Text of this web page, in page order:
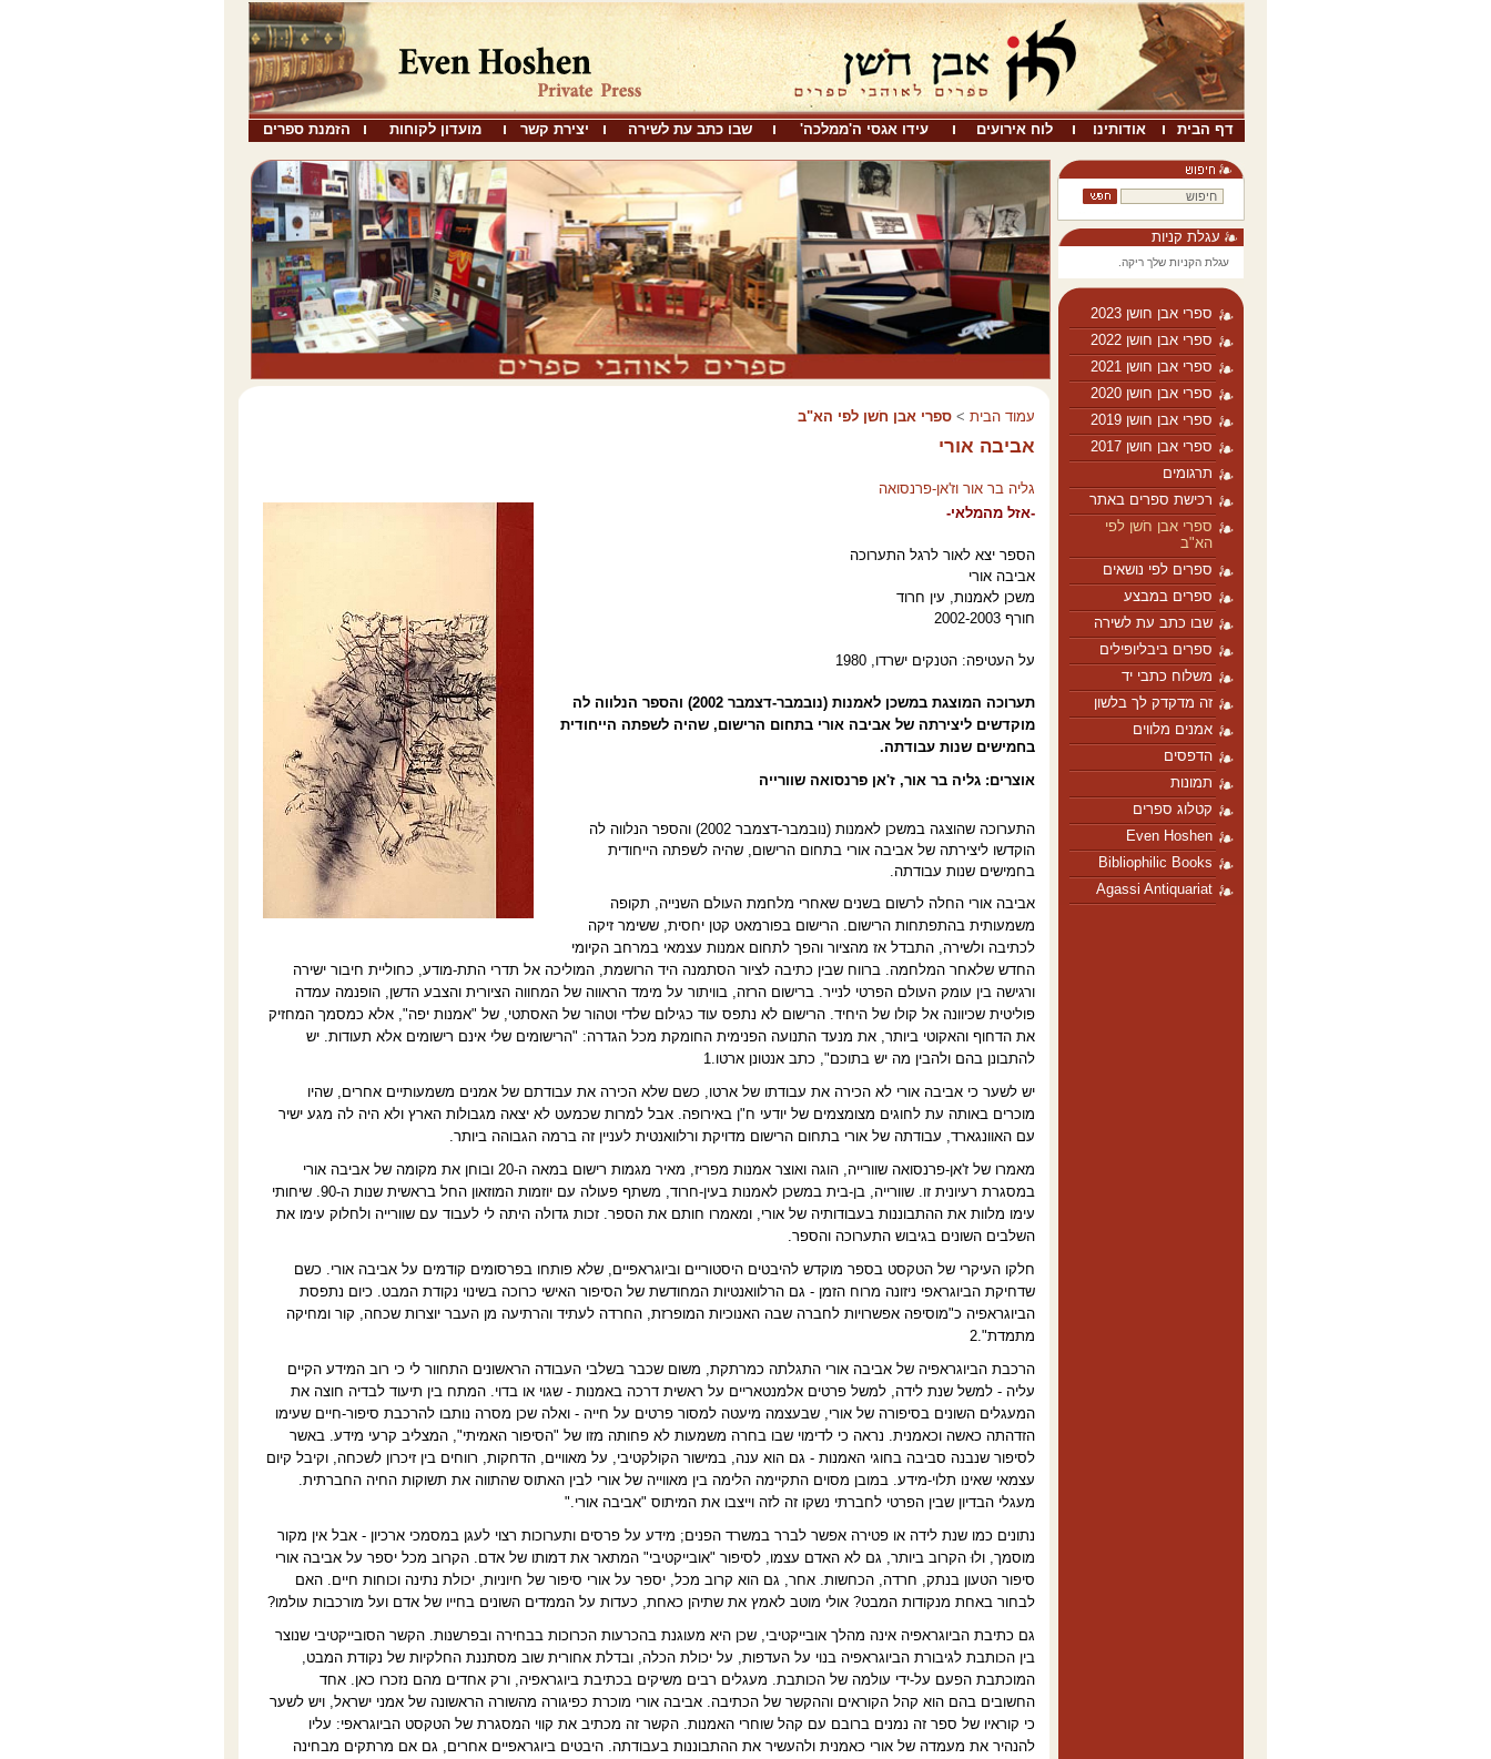
דף הבית אודותינו לוח אירועים עידו אגסי ה'ממלכה' שבו כתב עת לשירה יצירת קשר מועדון לקוחות הזמנת ספרים
עגלת קניות
עגלת הקניות שלך ריקה.
ספרי אבן חושן 2023
ספרי אבן חושן 2022
ספרי אבן חושן 2021
ספרי אבן חושן 2020
ספרי אבן חושן 2019
ספרי אבן חושן 2017
תרגומים
רכישת ספרים באתר
ספרי אבן חֹשן לפי
הא"ב
ספרים לפי נושאים
ספרים במבצע
שבו כתב עת לשירה
ספרים ביבליופילים
משלוח כתבי יד
זה מדקדק לך בלשון
אמנים מלווים
הדפסים
תמונות
קטלוג ספרים
Even Hoshen
Bibliophilic Books
Agassi Antiquariat
עמוד הבית > ספרי אבן חֹשן לפי הא"ב
אביבה אורי
גליה בר אור וז'אן-פרנסואה
-אזל מהמלאי-
הספר יצא לאור לרגל התערוכה
אביבה אורי
משכן לאמנות, עין חרוד
חורף 2002-2003
על העטיפה: הטנקים ישרדו, 1980
תערוכה המוצגת במשכן לאמנות (נובמבר-דצמבר 2002) והספר הנלווה לה
מוקדשים ליצירתה של אביבה אורי בתחום הרישום, שהיה לשפתה הייחודית
בחמישים שנות עבודתה.
אוצרים: גליה בר אור, ז'אן פרנסואה שוורייה
התערוכה שהוצגה במשכן לאמנות (נובמבר-דצמבר 2002) והספר הנלווה לה
הוקדשו ליצירתה של אביבה אורי בתחום הרישום, שהיה לשפתה הייחודית
בחמישים שנות עבודתה.
אביבה אורי החלה לרשום בשנים שאחרי מלחמת העולם השנייה, תקופה
משמעותית בהתפתחות הרישום. הרישום בפורמאט קטן יחסית, ששימר זיקה
לכתיבה ולשירה, התבדל אז מהציור והפך לתחום אמנות עצמאי במרחב הקיומי
החדש שלאחר המלחמה. ברווח שבין כתיבה לציור הסתמנה היד הרושמת, המוליכה אל תדרי התת-מודע, כחוליית חיבור ישירה
ורגישה בין עומק העולם הפרטי לנייר. ברישום הרזה, בוויתור על מימד הראווה של המחווה הציורית והצבע הדשן, הופנמה עמדה
פוליטית שכיוונה אל קולו של היחיד. הרישום לא נתפס עוד כגילום שלדי וטהור של האסתטי, של "אמנות יפה", אלא כמסמך המחזיק
את הדחוף והאקוטי ביותר, את מנעד התנועה הפנימית החומקת מכל הגדרה: "הרישומים שלי אינם רישומים אלא תעודות. יש
להתבונן בהם ולהבין מה יש בתוכם", כתב אנטונן ארטו.1
יש לשער כי אביבה אורי לא הכירה את עבודתו של ארטו, כשם שלא הכירה את עבודתם של אמנים משמעותיים אחרים, שהיו
מוכרים באותה עת לחוגים מצומצמים של יודעי ח"ן באירופה. אבל למרות שכמעט לא יצאה מגבולות הארץ ולא היה לה מגע ישיר
עם האוונגארד, עבודתה של אורי בתחום הרישום מדויקת ורלוואנטית לעניין זה ברמה הגבוהה ביותר.
מאמרו של ז'אן-פרנסואה שוורייה, הוגה ואוצר אמנות מפריז, מאיר מגמות רישום במאה ה-20 ובוחן את מקומה של אביבה אורי
במסגרת רעיונית זו. שוורייה, בן-בית במשכן לאמנות בעין-חרוד, משתף פעולה עם יוזמות המוזאון החל בראשית שנות ה-90. שיחותי
עימו מלוות את ההתבוננות בעבודותיה של אורי, ומאמרו חותם את הספר. זכות גדולה היתה לי לעבוד עם שוורייה ולחלוק עימו את
השלבים השונים בגיבוש התערוכה והספר.
חלקו העיקרי של הטקסט בספר מוקדש להיבטים היסטוריים וביוגראפיים, שלא פותחו בפרסומים קודמים על אביבה אורי. כשם
שדחיקת הביוגראפי ניזונה מרוח הזמן - גם הרלוואנטיות המחודשת של הסיפור האישי כרוכה בשינוי נקודת המבט. כיום נתפסת
הביוגראפיה כ"מוסיפה אפשרויות לחברה שבה האנוכיות המופרזת, החרדה לעתיד והרתיעה מן העבר יוצרות שכחה, קור ומחיקה
מתמדת".2
הרכבת הביוגראפיה של אביבה אורי התגלתה כמרתקת, משום שכבר בשלבי העבודה הראשונים התחוור לי כי רוב המידע הקיים
עליה - למשל שנת לידה, למשל פרטים אלמנטאריים על ראשית דרכה באמנות - שגוי או בדוי. המתח בין תיעוד לבדיה חוצה את
המעגלים השונים בסיפורה של אורי, שבעצמה מיעטה למסור פרטים על חייה - ואלה שכן מסרה נותבו להרכבת סיפור-חיים שעימו
הזדהתה כאשה וכאמנית. נראה כי לדימוי שבו בחרה משמעות לא פחותה מזו של "הסיפור האמיתי", המצליב קרעי מידע. באשר
לסיפור שנבנה סביבה בחוגי האמנות - גם הוא ענה, במישור הקולקטיבי, על מאוויים, הדחקות, רווחים בין זיכרון לשכחה, וקיבל קיום
עצמאי שאינו תלוי-מידע. במובן מסוים התקיימה הלימה בין מאווייה של אורי לבין האתוס שהתווה את תשוקות החיה החברתית.
מעגלי הבדיון שבין הפרטי לחברתי נשקו זה לזה וייצבו את המיתוס "אביבה אורי".
נתונים כמו שנת לידה או פטירה אפשר לברר במשרד הפנים; מידע על פרסים ותערוכות רצוי לעגן במסמכי ארכיון - אבל אין מקור
מוסמך, ולוּ הקרוב ביותר, גם לא האדם עצמו, לסיפור "אובייקטיבי" המתאר את דמותו של אדם. הקרוב מכל יספר על אביבה אורי
סיפור הטעון בנתק, חרדה, הכחשות. אחר, גם הוא קרוב מכל, יספר על אורי סיפור של חיוניות, יכולת נתינה וכוחות חיים. האם
לבחור באחת מנקודות המבט? אולי מוטב לאמץ את שתיהן כאחת, כעדות על הממדים השונים בחייו של אדם ועל מורכבות עולמו?
גם כתיבת הביוגראפיה אינה מהלך אובייקטיבי, שכן היא מעוגנת בהכרעות הכרוכות בבחירה ובפרשנות. הקשר הסובייקטיבי שנוצר
בין הכותבת לגיבורת הביוגראפיה בנוי על העדפות, על יכולת הכלה, ובדלת אחורית שוב מסתננת החלקיות של נקודת המבט,
המוכתבת הפעם על-ידי עולמה של הכותבת. מעגלים רבים משיקים בכתיבת ביוגראפיה, ורק אחדים מהם נזכרו כאן. אחד
החשובים בהם הוא קהל הקוראים וההקשר של הכתיבה. אביבה אורי מוכרת כפיגורה מהשורה הראשונה של אמני ישראל, ויש לשער
כי קוראיו של ספר זה נמנים ברובם עם קהל שוחרי האמנות. הקשר זה מכתיב את קווי המסגרת של הטקסט הביוגראפי: עליו
להנהיר את מעמדה של אורי כאמנית ולהעשיר את ההתבוננות בעבודתה. היבטים ביוגראפיים אחרים, גם אם מרתקים מבחינה